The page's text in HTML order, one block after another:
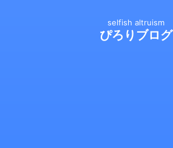
selfish altruism
ぴろりブログ